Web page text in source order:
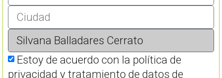
Estoy de acuerdo con la política de
privacidad y tratamiento de datos de